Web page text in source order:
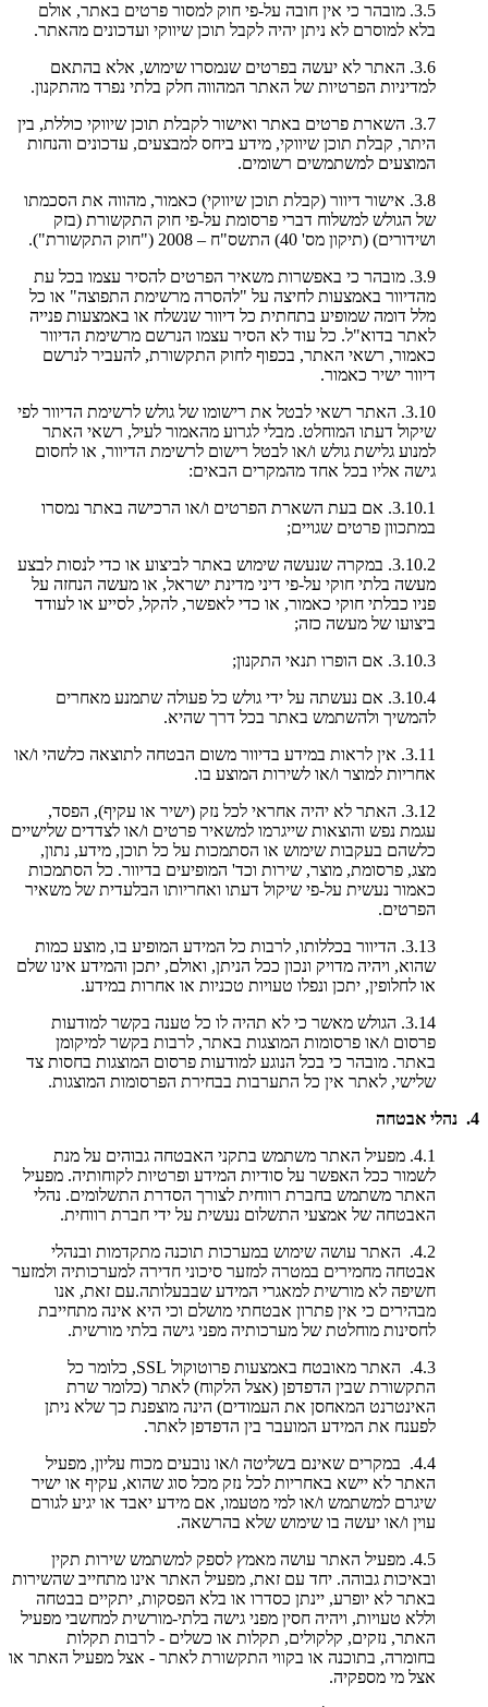
3.5. מובהר כי אין חובה על-פי חוק למסור פרטים באתר, אולם
בלא למוסרם לא ניתן יהיה לקבל תוכן שיווקי ועדכונים מהאתר.
3.6. האתר לא יעשה בפרטים שנמסרו שימוש, אלא בהתאם
למדיניות הפרטיות של האתר המהווה חלק בלתי נפרד מהתקנון.
3.7. השארת פרטים באתר ואישור לקבלת תוכן שיווקי כוללת, בין
היתר, קבלת תוכן שיווקי, מידע ביחס למבצעים, עדכונים והנחות
המוצעים למשתמשים רשומים.
3.8. אישור דיוור (קבלת תוכן שיווקי) כאמור, מהווה את הסכמתו
של הגולש למשלוח דברי פרסומת על-פי חוק התקשורת (בזק
ושידורים) (תיקון מס' 40) התשס"ח – 2008 ("חוק התקשורת").
3.9. מובהר כי באפשרות משאיר הפרטים להסיר עצמו בכל עת
מהדיוור באמצעות לחיצה על "להסרה מרשימת התפוצה" או כל
מלל דומה שמופיע בתחתית כל דיוור שנשלח או באמצעות פנייה
לאתר בדוא"ל. כל עוד לא הסיר עצמו הנרשם מרשימת הדיוור
כאמור, רשאי האתר, בכפוף לחוק התקשורת, להעביר לנרשם
דיוור ישיר כאמור.
3.10. האתר רשאי לבטל את רישומו של גולש לרשימת הדיוור לפי
שיקול דעתו המוחלט. מבלי לגרוע מהאמור לעיל, רשאי האתר
למנוע גלישת גולש ו/או לבטל רישום לרשימת הדיוור, או לחסום
גישה אליו בכל אחד מהמקרים הבאים:
3.10.1. אם בעת השארת הפרטים ו/או הרכישה באתר נמסרו
במתכוון פרטים שגויים;
3.10.2. במקרה שנעשה שימוש באתר לביצוע או כדי לנסות לבצע
מעשה בלתי חוקי על-פי דיני מדינת ישראל, או מעשה הנחזה על
פניו כבלתי חוקי כאמור, או כדי לאפשר, להקל, לסייע או לעודד
ביצועו של מעשה כזה;
3.10.3. אם הופרו תנאי התקנון;
3.10.4. אם נעשתה על ידי גולש כל פעולה שתמנע מאחרים
להמשיך ולהשתמש באתר בכל דרך שהיא.
3.11. אין לראות במידע בדיוור משום הבטחה לתוצאה כלשהי ו/או
אחריות למוצר ו/או לשירות המוצע בו.
3.12. האתר לא יהיה אחראי לכל נזק (ישיר או עקיף), הפסד,
עגמת נפש והוצאות שייגרמו למשאיר פרטים ו/או לצדדים שלישיים
כלשהם בעקבות שימוש או הסתמכות על כל תוכן, מידע, נתון,
מצג, פרסומת, מוצר, שירות וכד' המופיעים בדיוור. כל הסתמכות
כאמור נעשית על-פי שיקול דעתו ואחריותו הבלעדית של משאיר
הפרטים.
3.13. הדיוור בכללותו, לרבות כל המידע המופיע בו, מוצע כמות
שהוא, ויהיה מדויק ונכון ככל הניתן, ואולם, יתכן והמידע אינו שלם
או לחלופין, יתכן ונפלו טעויות טכניות או אחרות במידע.
3.14. הגולש מאשר כי לא תהיה לו כל טענה בקשר למודעות
פרסום ו/או פרסומות המוצגות באתר, לרבות בקשר למיקומן
באתר. מובהר כי בכל הנוגע למודעות פרסום המוצגות בחסות צד
שלישי, לאתר אין כל התערבות בבחירת הפרסומות המוצגות.
4. נהלי אבטחה
4.1. מפעיל האתר משתמש בתקני האבטחה גבוהים על מנת
לשמור ככל האפשר על סודיות המידע ופרטיות לקוחותיה. מפעיל
האתר משתמש בחברת רווחית לצורך הסדרת התשלומים. נהלי
האבטחה של אמצעי התשלום נעשית על ידי חברת רווחית.
4.2. האתר עושה שימוש במערכות תוכנה מתקדמות ובנהלי
אבטחה מחמירים במטרה למזער סיכוני חדירה למערכותיה ולמזער
חשיפה לא מורשית למאגרי המידע שבבעלותה.עם זאת, אנו
מבהירים כי אין פתרון אבטחתי מושלם וכי היא אינה מתחייבת
לחסינות מוחלטת של מערכותיה מפני גישה בלתי מורשית.
4.3. האתר מאובטח באמצעות פרוטוקול SSL, כלומר כל
התקשורת שבין הדפדפן (אצל הלקוח) לאתר (כלומר שרת
האינטרנט המאחסן את העמודים) הינה מוצפנת כך שלא ניתן
לפענח את המידע המועבר בין הדפדפן לאתר.
4.4. במקרים שאינם בשליטה ו/או נובעים מכוח עליון, מפעיל
האתר לא יישא באחריות לכל נזק מכל סוג שהוא, עקיף או ישיר
שיגרם למשתמש ו/או למי מטעמו, אם מידע יאבד או יגיע לגורם
עוין ו/או יעשה בו שימוש שלא בהרשאה.
4.5. מפעיל האתר עושה מאמץ לספק למשתמש שירות תקין
ובאיכות גבוהה. יחד עם זאת, מפעיל האתר אינו מתחייב שהשירות
באתר לא יופרע, יינתן כסדרו או בלא הפסקות, יתקיים בבטחה
וללא טעויות, ויהיה חסין מפני גישה בלתי-מורשית למחשבי מפעיל
האתר, נזקים, קלקולים, תקלות או כשלים - לרבות תקלות
בחומרה, בתוכנה או בקווי התקשורת לאתר - אצל מפעיל האתר או
אצל מי מספקיה.